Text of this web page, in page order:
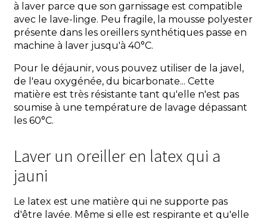
à laver parce que son garnissage est compatible
avec le lave-linge. Peu fragile, la mousse polyester
présente dans les oreillers synthétiques passe en
machine à laver jusqu'à 40°C.
Pour le déjaunir, vous pouvez utiliser de la javel,
de l'eau oxygénée, du bicarbonate... Cette
matière est très résistante tant qu'elle n'est pas
soumise à une température de lavage dépassant
les 60°C.
Laver un oreiller en latex qui a
jauni
Le latex est une matière qui ne supporte pas
d'être lavée. Même si elle est respirante et qu'elle